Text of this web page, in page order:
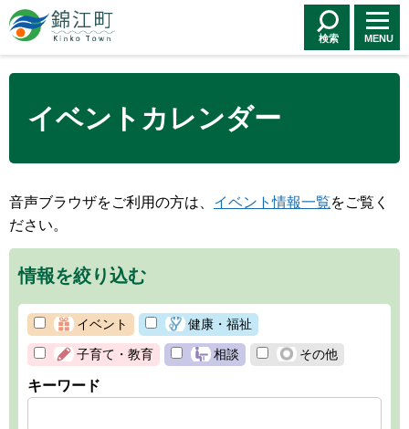
錦江町 Kinko
Town
検索 MENU
イベントカレンダー
音声ブラウザをご利用の方は、 イベント情報一覧をご覧く
ださい。
情報を絞り込む
イベント 健康・福祉
子育て・教育 相談 その他
キーワード